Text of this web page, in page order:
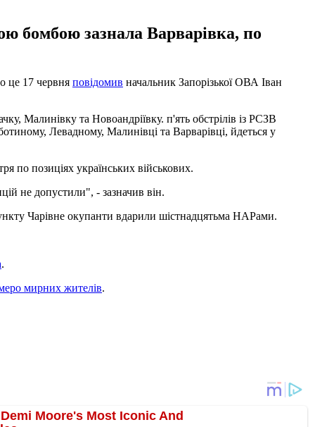
бомбою зазнала Варварівка, по
це 17 червня повідомив начальник Запорізької ОВА Іван
Малинівку та Новоандріївку. п'ять обстрілів із РСЗВ
Левадному, Малинівці та Варварівці, йдеться у
по позиціях українських військових.
не допустили", - зазначив він.
Чарівне окупанти вдарили шістнадцятьма НАРами.
.
мирних жителів.